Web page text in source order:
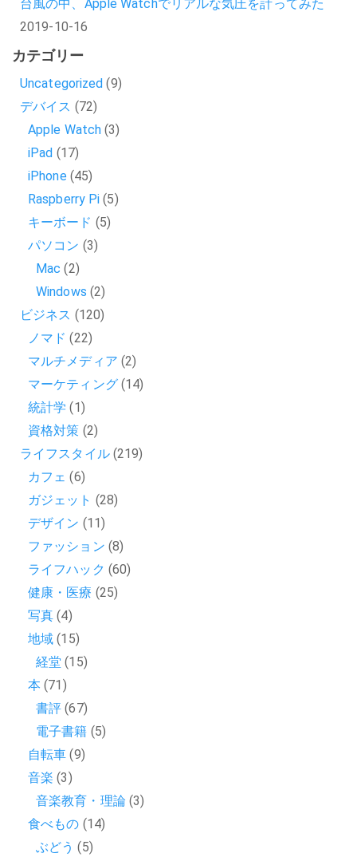
台風の中、Apple Watchでリアルな気圧を計ってみた
2019-10-16
カテゴリー
Uncategorized (9)
デバイス (72)
Apple Watch (3)
iPad (17)
iPhone(45)
Raspberry Pi (5)
キーボード (5)
パソコン (3)
Mac (2)
Windows (2)
ビジネス (120)
ノマド (22)
マルチメディア (2)
マーケティング(14)
統計学 (1)
資格対策 (2)
ライフスタイル(219)
カフェ (6)
ガジェット (28)
デザイン (11)
ファッション (8)
ライフハック (60)
健康・医療 (25)
写真 (4)
地域 (15)
経堂 (15)
本 (71)
書評 (67)
電子書籍 (5)
自転車 (9)
音楽 (3)
音楽教育・理論(3)
食べもの (14)
ぶどう (5)